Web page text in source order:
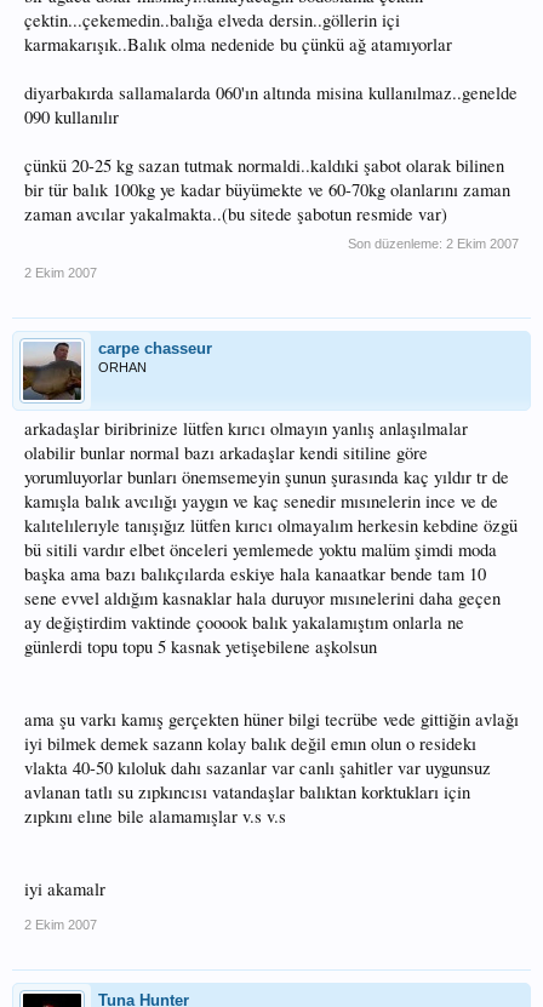
çektin...çekemedin..balığa elveda dersin..göllerin içi
karmakarışık..Balık olma nedenide bu çünkü ağ atamıyorlar
diyarbakırda sallamalarda 060'ın altında misina kullanılmaz..genelde
090 kullanılır
çünkü 20-25 kg sazan tutmak normaldi..kaldıki şabot olarak bilinen
bir tür balık 100kg ye kadar büyümekte ve 60-70kg olanlarını zaman
zaman avcılar yakalmakta..(bu sitede şabotun resmide var)
Son düzenleme: 2 Ekim 2007
2 Ekim 2007
carpe chasseur
ORHAN
arkadaşlar biribrinize lütfen kırıcı olmayın yanlış anlaşılmalar
olabilir bunlar normal bazı arkadaşlar kendi sitiline göre
yorumluyorlar bunları önemsemeyin şunun şurasında kaç yıldır tr de
kamışla balık avcılığı yaygın ve kaç senedir mısınelerin ince ve de
kalıtelılerıyle tanışığız lütfen kırıcı olmayalım herkesin kebdine özgü
bü sitili vardır elbet önceleri yemlemede yoktu malüm şimdi moda
başka ama bazı balıkçılarda eskiye hala kanaatkar bende tam 10
sene evvel aldığım kasnaklar hala duruyor mısınelerini daha geçen
ay değiştirdim vaktinde çooook balık yakalamıştım onlarla ne
günlerdi topu topu 5 kasnak yetişebilene aşkolsun
ama şu varkı kamış gerçekten hüner bilgi tecrübe vede gittiğin avlağı
iyi bilmek demek sazann kolay balık değil emın olun o residekı
vlakta 40-50 kıloluk dahı sazanlar var canlı şahitler var uygunsuz
avlanan tatlı su zıpkıncısı vatandaşlar balıktan korktukları için
zıpkını elıne bile alamamışlar v.s v.s
iyi akamalr
2 Ekim 2007
Tuna Hunter